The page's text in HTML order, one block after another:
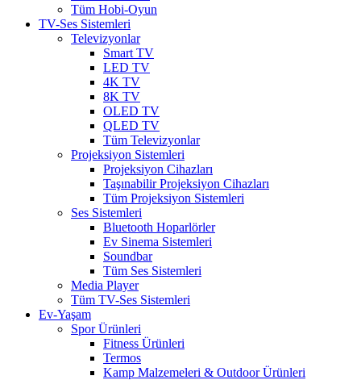
Tüm Hobi-Oyun
TV-Ses Sistemleri
Televizyonlar
Smart TV
LED TV
4K TV
8K TV
OLED TV
QLED TV
Tüm Televizyonlar
Projeksiyon Sistemleri
Projeksiyon Cihazları
Taşınabilir Projeksiyon Cihazları
Tüm Projeksiyon Sistemleri
Ses Sistemleri
Bluetooth Hoparlörler
Ev Sinema Sistemleri
Soundbar
Tüm Ses Sistemleri
Media Player
Tüm TV-Ses Sistemleri
Ev-Yaşam
Spor Ürünleri
Fitness Ürünleri
Termos
Kamp Malzemeleri & Outdoor Ürünleri